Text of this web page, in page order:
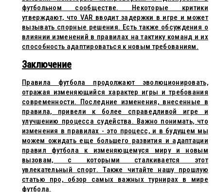
футбольном сообществе. Некоторые критики
утверждают, что VAR вводит задержки в игре и может
вызывать спорные решения. Есть также обсуждения о
влиянии изменений в правилах на тактику команд и их
способность адаптироваться к новым требованиям.
Заключение
Правила футбола продолжают эволюционировать,
отражая изменяющийся характер игры и требования
современности. Последние изменения, внесенные в
правила, привели к более справедливой игре и
улучшению процесса судейства. Важно понимать, что
изменения в правилах - это процесс, и в будущем мы
можем ожидать еще большего развития и адаптации
правил футбола к изменяющемуся миру и новым
вызовам, с которыми сталкивается этот
увлекательный спорт. Также читайте нашу прошлую
статью про, обзор самых важных турнирах в мире
футбола.